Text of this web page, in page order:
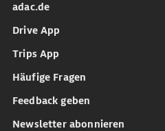
adac.de
Drive App
Trips App
Häufige Fragen
Feedback geben
Newsletter abonnieren